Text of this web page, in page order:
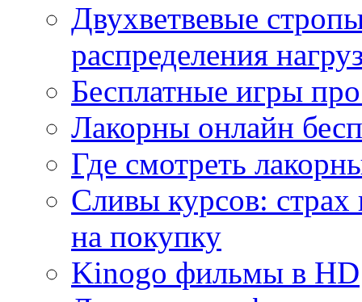
Двухветвевые
распределения
Бесплатные игры
Лакорны онлайн
Где смотреть
Сливы курсов:
на покупку
Kinogo фильмы в HD